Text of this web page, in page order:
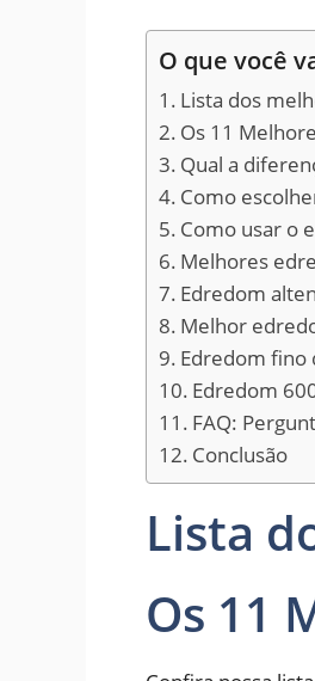
O que você
Lista dos
Os 11
Qual a
Como
Como usar o
Melhores
Edredom
Melhor
Edredom fino
Edredom
FAQ:
Conclusão
Lista
Os 11